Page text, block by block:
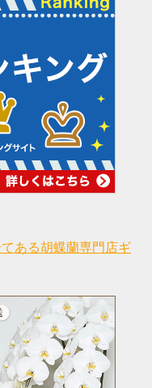
ある胡蝶蘭専門店ギ